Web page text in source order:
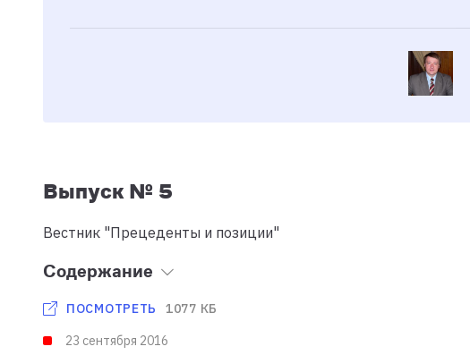
Выпуск № 5
Вестник "Прецеденты и позиции"
Содержание
ПОСМОТРЕТЬ 1077 КБ
23 сентября 2016